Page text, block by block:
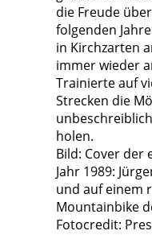
die Freude
folgenden
in Kirchzarten
immer wieder
Trainierte auf
Strecken die
holen.
Bild: Cover der
Jahr 1989:
und auf einem
Mountainbike
Fotocredit: